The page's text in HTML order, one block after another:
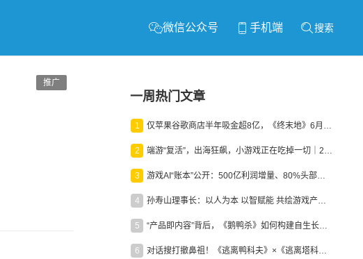
微信公众号 手机端 搜索
推广
一周热门文章
1 仅苹果谷歌商店半年吸金超8亿，《终末地》6月份收入显著回暖
2 端游“复活”，出海狂飙，小游戏正在吃掉一切｜2026上半年产业报告
3 游戏AI“账本”公开：500亿利润增量、80%头部入局，谁在闷声发财？
4 孙寿山理事长：以人为本 以智赋能 共绘游戏产业高质量发展新图景
5 “产品即内容”背后，《鹅鸭杀》如何构建自生长生态？
6 对话搜打撤鼻祖！《逃离鸭科夫》×《逃离塔科夫》官方线下沙龙落幕